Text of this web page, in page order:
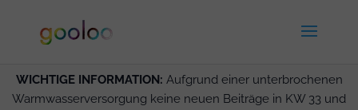
WICHTIGE INFORMATION: Aufgrund einer unterbrochenen
Warmwasserversorgung keine neuen Beiträge in KW 33 und